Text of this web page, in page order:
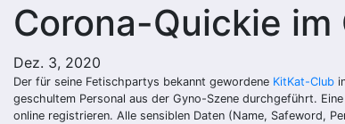
Corona-Quickie im
Dez. 3, 2020
Der für seine Fetischpartys bekannt gewordene KitKat-Club
geschultem Personal aus der Gyno-Szene durchgeführt.
online registrieren. Alle sensiblen Daten (Name, Safeword,